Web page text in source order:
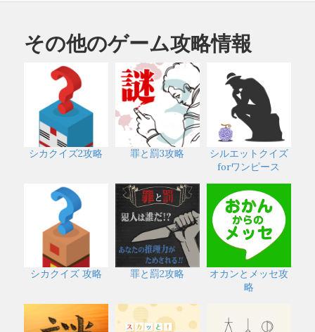
その他のゲーム攻略情報
シカクイズ2攻略 罪と罰3攻略
シルエットクイズ
forワンピース
シカクイズ 攻略 罪と罰2攻略
オカンとメッセ攻
略